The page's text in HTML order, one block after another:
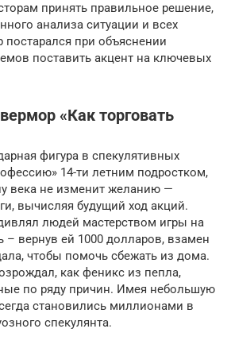
принять правильное решение,
анализа ситуации и всех
постарался при объяснении
поставить акцент на ключевых
«Как торговать
фигура в спекулятивных
14-ти летним подростком,
века не изменит желанию —
вычисляя будущий ход акций.
людей мастерством игры на
– вернув ей 1000 долларов, взамен
чтобы помочь сбежать из дома.
как феникс из пепла,
по ряду причин. Имея небольшую
становились миллионами в
спекулянта.